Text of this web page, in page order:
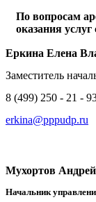
По вопросам
оказания
Еркина Елена
Заместитель
8 (499) 250 - 21 -
erkina@pppudp.ru
Мухортов
Начальник